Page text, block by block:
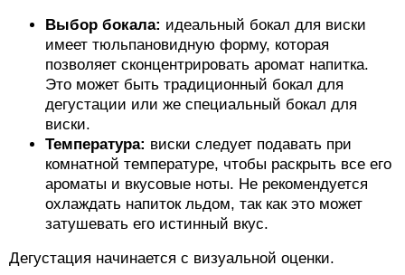
Выбор бокала: идеальный бокал для виски
имеет тюльпановидную форму, которая
позволяет сконцентрировать аромат напитка.
Это может быть традиционный бокал для
дегустации или же специальный бокал для
виски.
Температура: виски следует подавать при
комнатной температуре, чтобы раскрыть все его
ароматы и вкусовые ноты. Не рекомендуется
охлаждать напиток льдом, так как это может
затушевать его истинный вкус.
Дегустация начинается с визуальной оценки.